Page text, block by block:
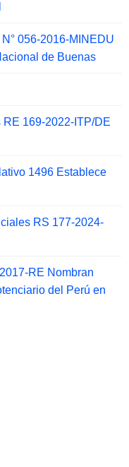
056-2016-MINEDU
de Buenas
169-2022-ITP/DE
1496 Establece
RS 177-2024-
RE Nombran
del Perú en